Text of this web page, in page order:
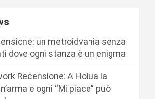
un metroidvania senza
dove ogni stanza è un enigma
Recensione: A Holua la
e ogni “Mi piace” può